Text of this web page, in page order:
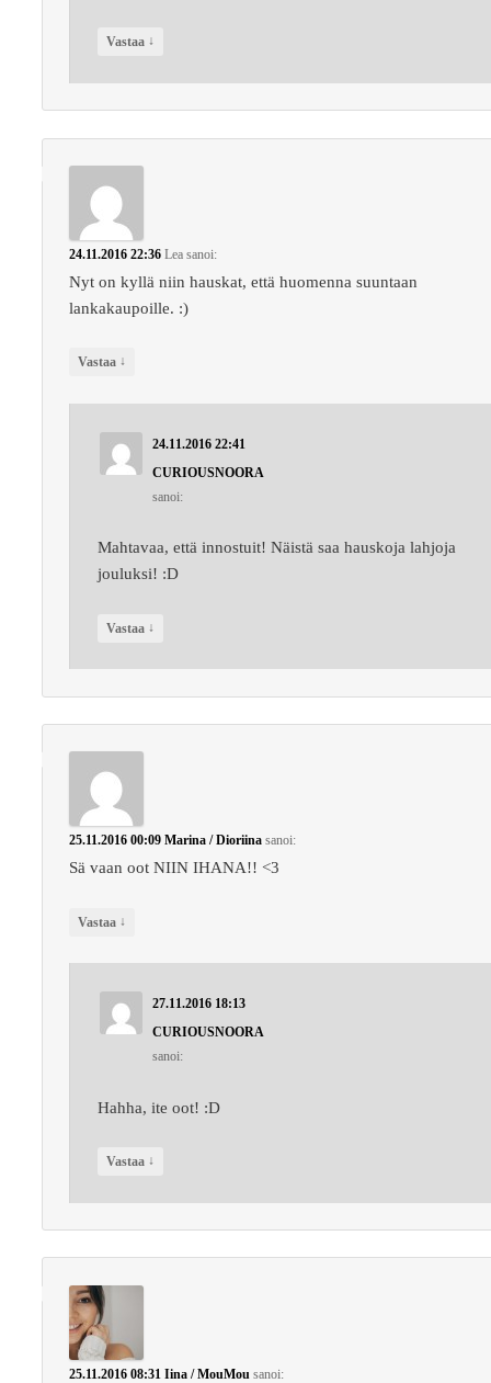
Vastaa ↓
24.11.2016 22:36 Lea sanoi:
Nyt on kyllä niin hauskat, että huomenna suuntaan
lankakaupoille. :)
Vastaa ↓
24.11.2016 22:41
CURIOUSNOORA
sanoi:
Mahtavaa, että innostuit! Näistä saa hauskoja lahjoja
jouluksi! :D
Vastaa ↓
25.11.2016 00:09 Marina / Dioriina sanoi:
Sä vaan oot NIIN IHANA!! <3
Vastaa ↓
27.11.2016 18:13
CURIOUSNOORA
sanoi:
Hahha, ite oot! :D
Vastaa ↓
25.11.2016 08:31 Iina / MouMou sanoi: